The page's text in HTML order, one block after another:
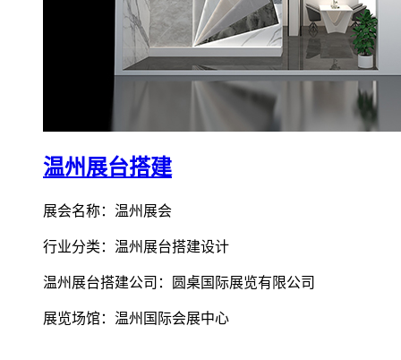
温州展台搭建
展会名称：温州展会
行业分类：温州展台搭建设计
温州展台搭建公司：圆桌国际展览有限公司
展览场馆：温州国际会展中心